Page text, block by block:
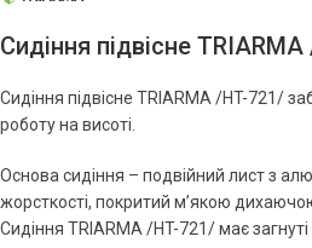
Сидіння підвісне
Сидіння підвісне TRIARMA /HT-721/
роботу на висоті.
Основа сидіння – подвійний лист з
жорсткості, покритий м’якою
Сидіння TRIARMA /HT-721/ має загнуті